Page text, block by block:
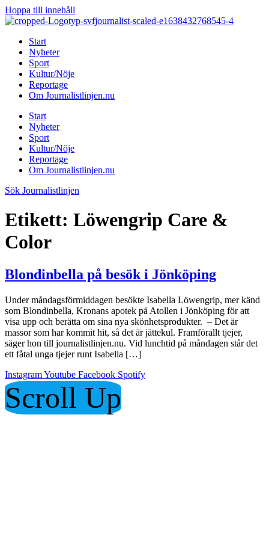
Hoppa till innehåll
Start
Nyheter
Sport
Kultur/Nöje
Reportage
Om Journalistlinjen.nu
Start
Nyheter
Sport
Kultur/Nöje
Reportage
Om Journalistlinjen.nu
Sök Journalistlinjen
Etikett: Löwengrip Care &
Color
Blondinbella på besök i Jönköping
Under måndagsförmiddagen besökte Isabella Löwengrip, mer känd
som Blondinbella, Kronans apotek på Atollen i Jönköping för att
visa upp och berätta om sina nya skönhetsprodukter. – Det är
massor som har kommit hit, så det är jättekul. Framförallt tjejer,
säger hon till journalistlinjen.nu. Vid lunchtid på måndagen står det
ett fåtal unga tjejer runt Isabella […]
InstagramYoutube Facebook Spotify
Scroll Up